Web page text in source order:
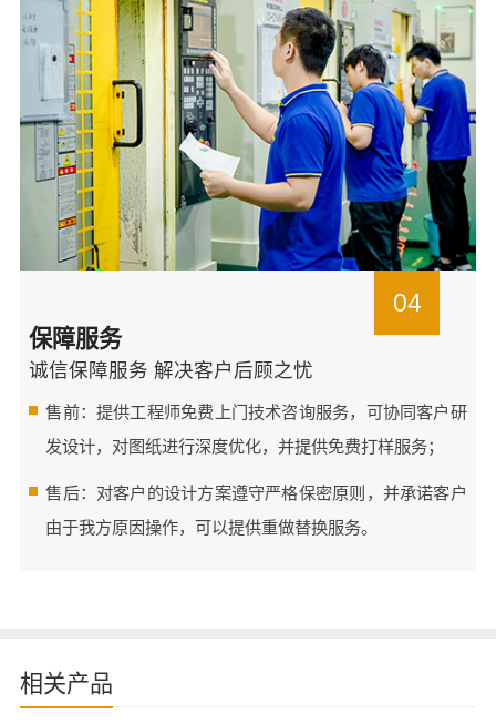
04
保障服务
诚信保障服务 解决客户后顾之忧
售前：提供工程师免费上门技术咨询服务，可协同客户研
发设计，对图纸进行深度优化，并提供免费打样服务；
售后：对客户的设计方案遵守严格保密原则，并承诺客户
由于我方原因操作，可以提供重做替换服务。
相关产品